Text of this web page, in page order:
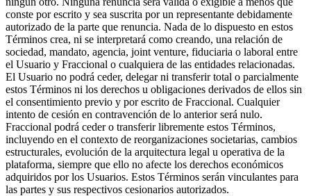
conste por escrito y sea suscrita por un representante debidamente
autorizado de la parte que renuncia. Nada de lo dispuesto en estos
Términos crea, ni se interpretará como creando, una relación de
sociedad, mandato, agencia, joint venture, fiduciaria o laboral entre
el Usuario y Fraccional o cualquiera de las entidades relacionadas.
El Usuario no podrá ceder, delegar ni transferir total o parcialmente
estos Términos ni los derechos u obligaciones derivados de ellos sin
el consentimiento previo y por escrito de Fraccional. Cualquier
intento de cesión en contravención de lo anterior será nulo.
Fraccional podrá ceder o transferir libremente estos Términos,
incluyendo en el contexto de reorganizaciones societarias, cambios
estructurales, evolución de la arquitectura legal u operativa de la
plataforma, siempre que ello no afecte los derechos económicos
adquiridos por los Usuarios. Estos Términos serán vinculantes para
las partes y sus respectivos cesionarios autorizados.